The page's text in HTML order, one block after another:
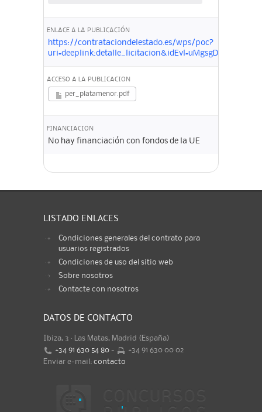
ENLACE A LA PUBLICACIÓN
https://contrataciondelestado.es/wps/poc?
ACCESO A LA PUBLICACION
per_platamenor.pdf
FINANCIACION
No hay financiación con fondos de la UE
LISTADO ENLACES
Condiciones generales del contrato para
usuarios registrados
Condiciones de uso del sitio web
Sobre nosotros
Contacte con nosotros
DATOS DE CONTACTO
Ibiza, 3 · Las Matas, Madrid (España)
+34 91 630 54 80 -
+34 91 630 00 02
Enviar e-mail: contacto